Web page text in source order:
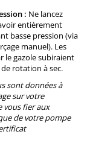
: Ne lancez
entièrement
basse pression (via
manuel). Les
le gazole subiraient
rotation à sec.
sont données à
sur votre
vous fier aux
de votre pompe